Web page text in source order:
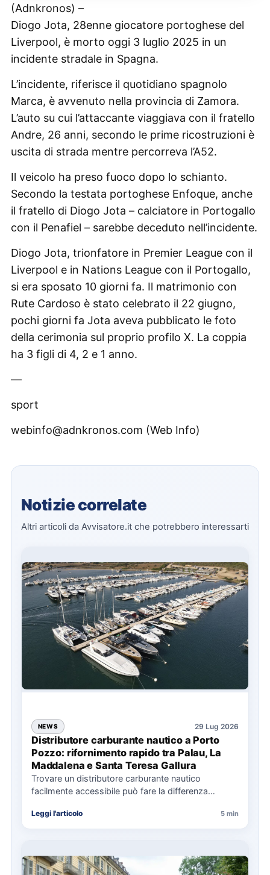
(Adnkronos) –
Diogo Jota, 28enne giocatore portoghese del
Liverpool, è morto oggi 3 luglio 2025 in un
incidente stradale in Spagna.
L’incidente, riferisce il quotidiano spagnolo
Marca, è avvenuto nella provincia di Zamora.
L’auto su cui l’attaccante viaggiava con il fratello
Andre, 26 anni, secondo le prime ricostruzioni è
uscita di strada mentre percorreva l’A52.
Il veicolo ha preso fuoco dopo lo schianto.
Secondo la testata portoghese Enfoque, anche
il fratello di Diogo Jota – calciatore in Portogallo
con il Penafiel – sarebbe deceduto nell’incidente.
Diogo Jota, trionfatore in Premier League con il
Liverpool e in Nations League con il Portogallo,
si era sposato 10 giorni fa. Il matrimonio con
Rute Cardoso è stato celebrato il 22 giugno,
pochi giorni fa Jota aveva pubblicato le foto
della cerimonia sul proprio profilo X. La coppia
ha 3 figli di 4, 2 e 1 anno.
—
sport
webinfo@adnkronos.com (Web Info)
Notizie correlate
Altri articoli da Avvisatore.it che potrebbero interessarti
NEWS 29 Lug 2026
Distributore carburante nautico a Porto
Pozzo: rifornimento rapido tra Palau, La
Maddalena e Santa Teresa Gallura
Trovare un distributore carburante nautico
facilmente accessibile può fare la differenza
soprattutto…
Leggi l'articolo 5 min